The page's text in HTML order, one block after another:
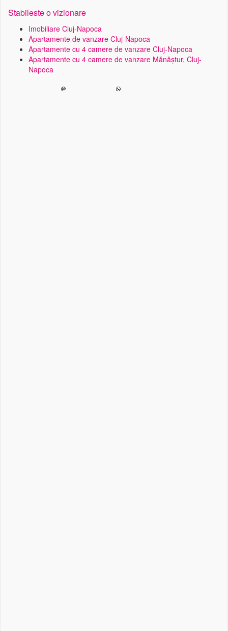
Stabileste o vizionare
Imobiliare Cluj-Napoca
Apartamente de vanzare Cluj-Napoca
Apartamente cu 4 camere de vanzare Cluj-Napoca
Apartamente cu 4 camere de vanzare Mănăștur, Cluj-
Napoca